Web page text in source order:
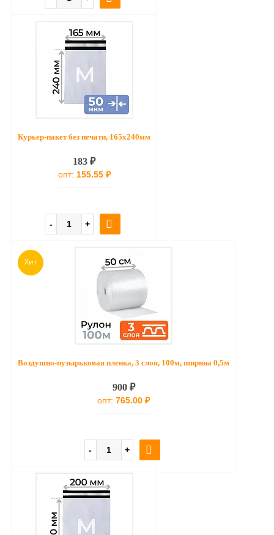
Курьер-пакет без печати, 165х240мм
183 ₽
опт: 155.55 ₽
Хит
Воздушно-пузырьковая пленка, 3 слоя, 100м, ширина 0,5м
900 ₽
опт: 765.00 ₽